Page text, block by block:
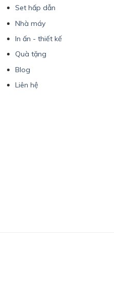
Set hấp dẫn
Nhà máy
In ấn - thiết kế
Quà tặng
Blog
Liên hệ